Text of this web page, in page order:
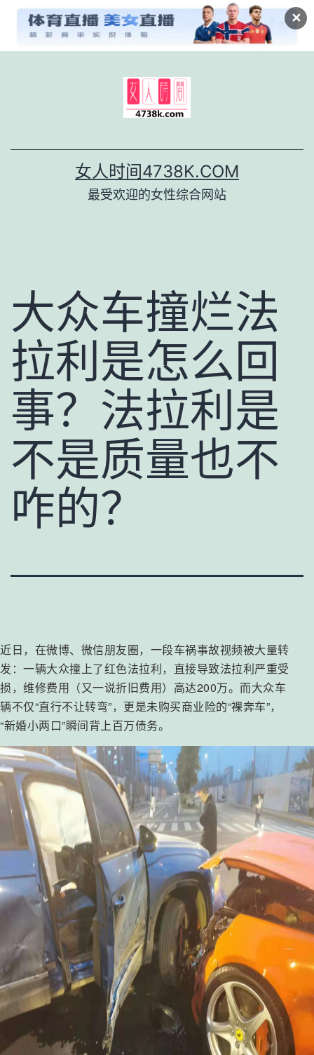
✕
女人时间4738K.COM
最受欢迎的女性综合网站
大众车撞烂法
拉利是怎么回
事？法拉利是
不是质量也不
咋的？
近日，在微博、微信朋友圈，一段车祸事故视频被大量转
发：一辆大众撞上了红色法拉利，直接导致法拉利严重受
损，维修费用（又一说折旧费用）高达200万。而大众车
辆不仅“直行不让转弯”，更是未购买商业险的“裸奔车”，
“新婚小两口”瞬间背上百万债务。